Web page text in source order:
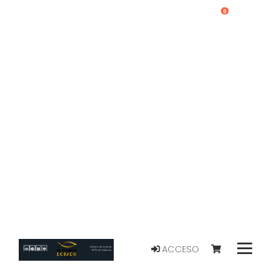
ACCESO
0